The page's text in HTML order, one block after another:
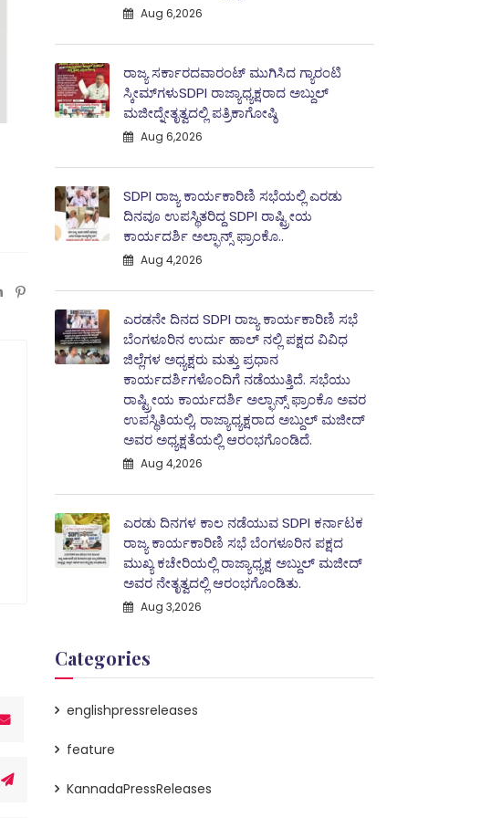
Aug 6,2026
ರಾಜ್ಯ ಸರ್ಕಾರದವಾರಂಟ್ ಮುಗಿಸಿದ ಗ್ಯಾರಂಟಿ
ಸ್ಕೀಮ್‌ಗಳುSDPI ರಾಜ್ಯಾಧ್ಯಕ್ಷರಾದ ಅಬ್ದುಲ್
ಮಜೀದ್ನೇತೃತ್ವದಲ್ಲಿ ಪತ್ರಿಕಾಗೋಷ್ಠಿ
Aug 6,2026
SDPI ರಾಜ್ಯ ಕಾರ್ಯಕಾರಿಣಿ ಸಭೆಯಲ್ಲಿ ಎರಡು
ದಿನವೂ ಉಪಸ್ಥಿತರಿದ್ದ SDPI ರಾಷ್ಟ್ರೀಯ
ಕಾರ್ಯದರ್ಶಿ ಅಲ್ಫಾನ್ಸ್ ಫ್ರಾಂಕೊ..
Aug 4,2026
ಎರಡನೇ ದಿನದ SDPI ರಾಜ್ಯ ಕಾರ್ಯಕಾರಿಣಿ ಸಭೆ
ಬೆಂಗಳೂರಿನ ಉರ್ದು ಹಾಲ್ ನಲ್ಲಿ ಪಕ್ಷದ ವಿವಿಧ
ಜಿಲ್ಲೆಗಳ ಅಧ್ಯಕ್ಷರು ಮತ್ತು ಪ್ರಧಾನ
ಕಾರ್ಯದರ್ಶಿಗಳೊಂದಿಗೆ ನಡೆಯುತ್ತಿದೆ. ಸಭೆಯು
ರಾಷ್ಟ್ರೀಯ ಕಾರ್ಯದರ್ಶಿ ಅಲ್ಫಾನ್ಸ್ ಫ್ರಾಂಕೊ ಅವರ
ಉಪಸ್ಥಿತಿಯಲ್ಲಿ, ರಾಜ್ಯಾಧ್ಯಕ್ಷರಾದ ಅಬ್ದುಲ್‌ ಮಜೀದ್‌
ಅವರ ಅಧ್ಯಕ್ಷತೆಯಲ್ಲಿ ಆರಂಭಗೊಂಡಿದೆ.
Aug 4,2026
ಎರಡು ದಿನಗಳ ಕಾಲ ನಡೆಯುವ SDPI ಕರ್ನಾಟಕ
ರಾಜ್ಯ ಕಾರ್ಯಕಾರಿಣಿ ಸಭೆ ಬೆಂಗಳೂರಿನ ಪಕ್ಷದ
ಮುಖ್ಯ ಕಚೇರಿಯಲ್ಲಿ ರಾಜ್ಯಾಧ್ಯಕ್ಷ ಅಬ್ದುಲ್‌ ಮಜೀದ್
ಅವರ ನೇತೃತ್ವದಲ್ಲಿ ಆರಂಭಗೊಂಡಿತು.
Aug 3,2026
Categories
englishpressreleases
feature
KannadaPressReleases